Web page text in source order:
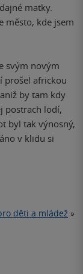
matky.
město, kde jsem
svým novým
prošel africkou
by tam kdy
postrach lodí,
byl tak výnosný,
v klidu si
děti a mládež »